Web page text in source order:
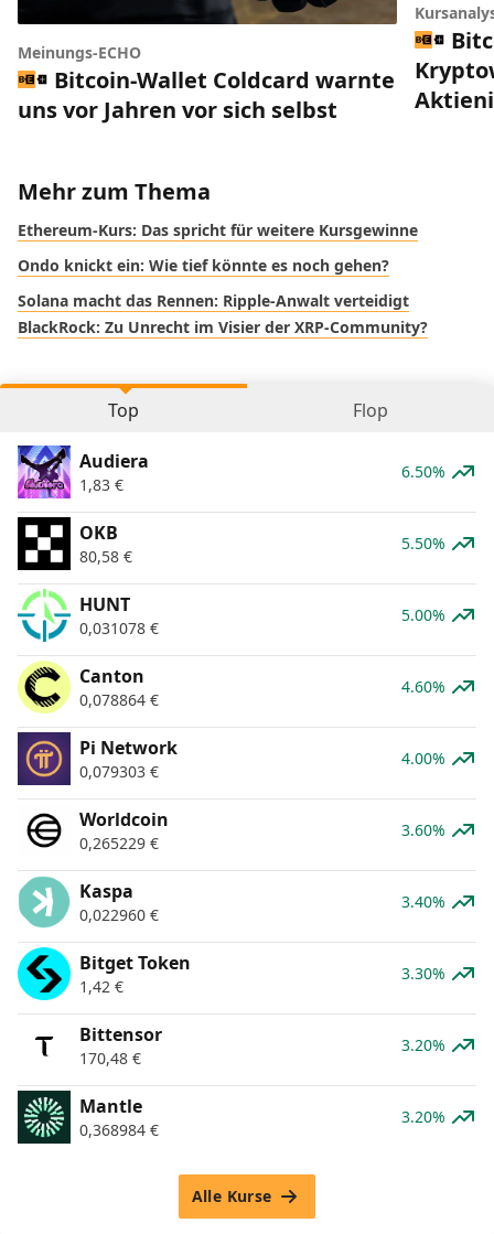
Meinungs-ECHO
Bitcoin-Wallet Coldcard warnte
uns vor Jahren vor sich selbst
Mehr zum Thema
Ethereum-Kurs: Das spricht für weitere Kursgewinne
Ondo knickt ein: Wie tief könnte es noch gehen?
Solana macht das Rennen: Ripple-Anwalt verteidigt
BlackRock: Zu Unrecht im Visier der XRP-Community?
Top Flop
Audiera
1,83 €
6.50%
OKB
80,58 €
5.50%
HUNT
0,031078 €
5.00%
Canton
0,078864 €
4.60%
Pi Network
0,079303 €
4.00%
Worldcoin
0,265229 €
3.60%
Kaspa
0,022960 €
3.40%
Bitget Token
1,42 €
3.30%
Bittensor
170,48 €
3.20%
Mantle
0,368984 €
3.20%
Alle Kurse